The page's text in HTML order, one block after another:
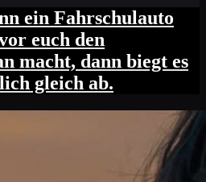
ein Fahrschulauto
euch den
macht, dann biegt es
gleich ab.